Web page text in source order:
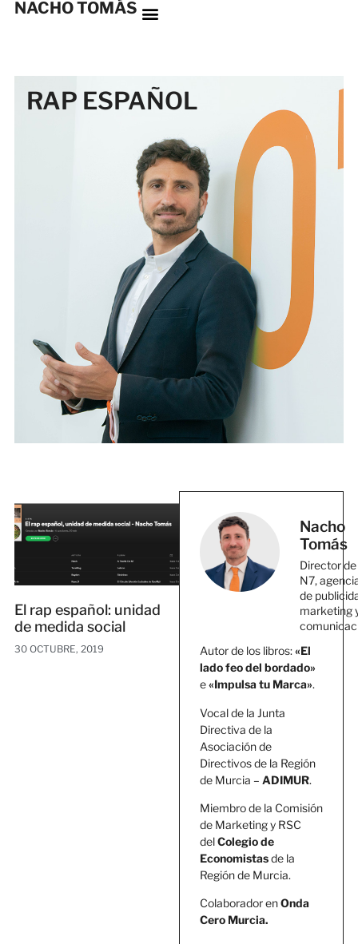
NACHO TOMÁS
RAP ESPAÑOL
El rap español: unidad
de medida social
30 OCTUBRE, 2019
Nacho
Tomás
Director de
N7,
de
marketing
Autor de los libros:«El
lado feo del bordado»
e«Impulsa tu Marca».
Vocal de la Junta
Directiva de la
Asociación de
Directivos de la Región
de Murcia – ADIMUR.
Miembro de la Comisión
de Marketing y RSC
delColegio de
Economistasde la
Región de Murcia.
Colaborador enOnda
Cero Murcia.